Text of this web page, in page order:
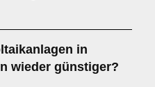
in
wieder günstiger?